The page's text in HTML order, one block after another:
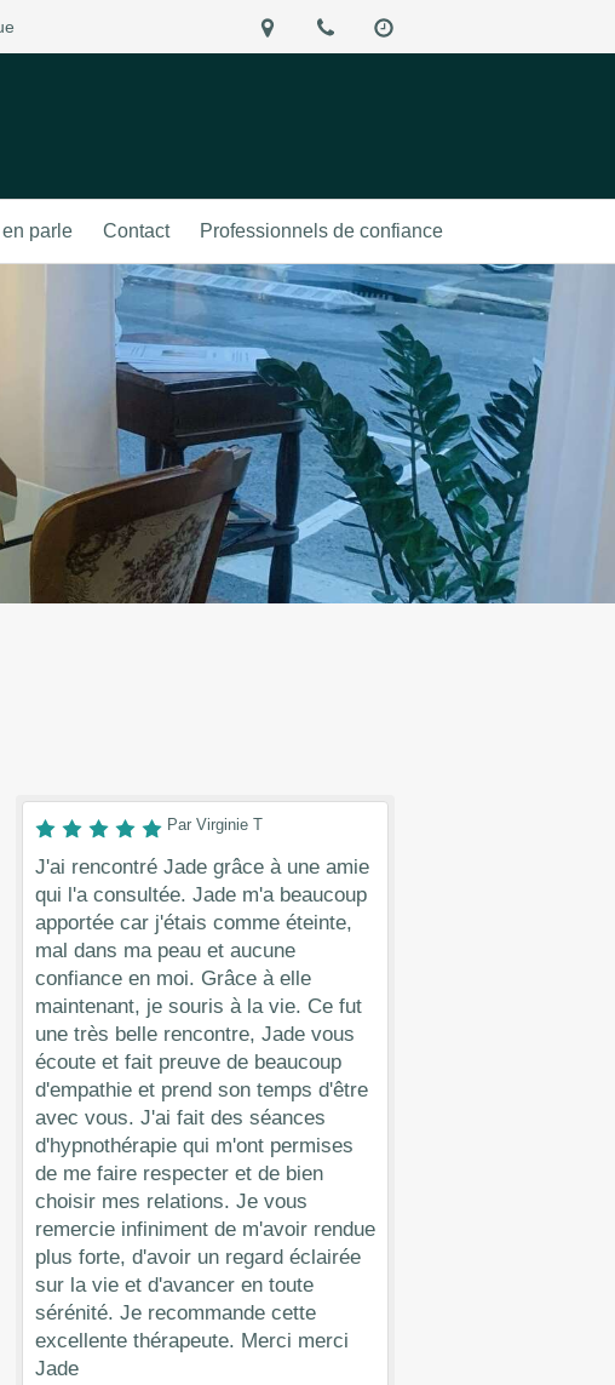
parle Contact Professionnels de confiance
Par Virginie T
J'ai rencontré Jade grâce à une amie
qui l'a consultée. Jade m'a beaucoup
apportée car j'étais comme éteinte,
mal dans ma peau et aucune
confiance en moi. Grâce à elle
maintenant, je souris à la vie. Ce fut
une très belle rencontre, Jade vous
écoute et fait preuve de beaucoup
d'empathie et prend son temps d'être
avec vous. J'ai fait des séances
d'hypnothérapie qui m'ont permises
de me faire respecter et de bien
choisir mes relations. Je vous
remercie infiniment de m'avoir rendue
plus forte, d'avoir un regard éclairée
sur la vie et d'avancer en toute
sérénité. Je recommande cette
excellente thérapeute. Merci merci
Jade